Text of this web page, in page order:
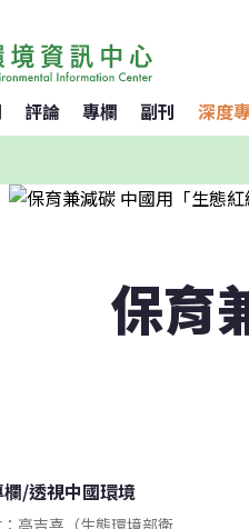
評論 專欄 副刊 深度
保育
/透視中國環境
高吉喜（生態環境部衛